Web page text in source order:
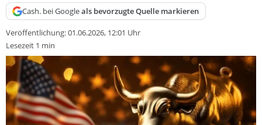
Cash. bei Googleals bevorzugte Quelle markieren
Veröffentlichung:01.06.2026, 12:01 Uhr
Lesezeit 1 min